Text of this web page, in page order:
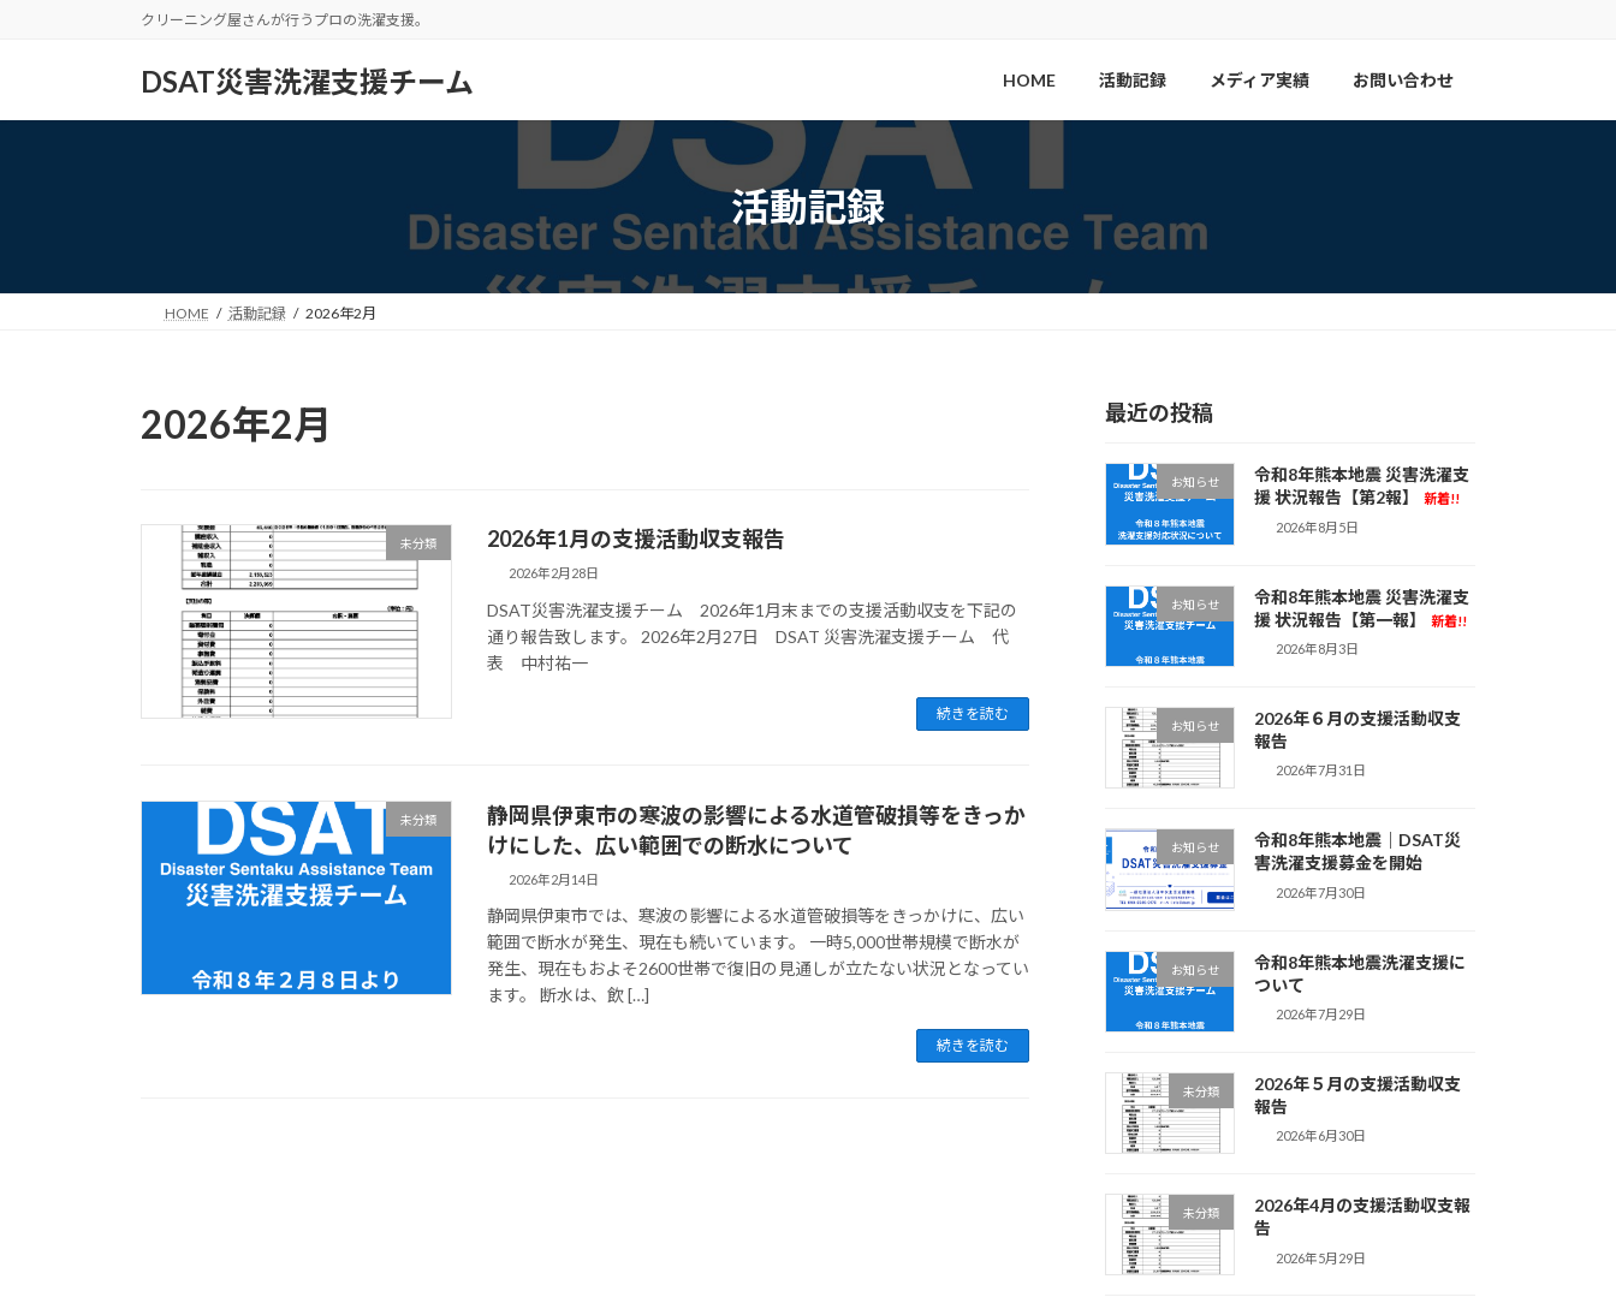
クリーニング屋さんが行うプロの洗濯支援。
DSAT災害洗濯支援チーム HOME 活動記録 メディア実績 お問い合わせ
活動記録
HOME 活動記録 2026年2月
2026年2月
未分類 2026年1月の支援活動収支報告
2026年2月28日
DSAT災害洗濯支援チーム 2026年1月末までの支援活動収支を下記の
通り報告致します。 2026年2月27日 DSAT 災害洗濯支援チーム 代
表 中村祐一
続きを読む
未分類
静岡県伊東市の寒波の影響による水道管破損等をきっか
けにした、広い範囲での断水について
2026年2月14日
静岡県伊東市では、寒波の影響による水道管破損等をきっかけに、広い
範囲で断水が発生、現在も続いています。 一時5,000世帯規模で断水が
発生、現在もおよそ2600世帯で復旧の見通しが立たない状況となってい
ます。 断水は、飲 […]
続きを読む
最近の投稿
お知らせ
令和8年熊本地震 災害洗濯支
援 状況報告【第2報】
新着!!
2026年8月5日
お知らせ
令和8年熊本地震 災害洗濯支
援 状況報告【第一報】
新着!!
2026年8月3日
お知らせ
2026年６月の支援活動収支
報告
2026年7月31日
お知らせ
令和8年熊本地震｜DSAT災
害洗濯支援募金を開始
2026年7月30日
お知らせ
令和8年熊本地震洗濯支援に
ついて
2026年7月29日
未分類
2026年５月の支援活動収支
報告
2026年6月30日
未分類
2026年4月の支援活動収支報
告
2026年5月29日